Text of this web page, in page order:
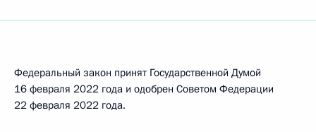
Федеральный закон принят Государственной Думой
16 февраля 2022 года и одобрен Советом Федерации
22 февраля 2022 года.